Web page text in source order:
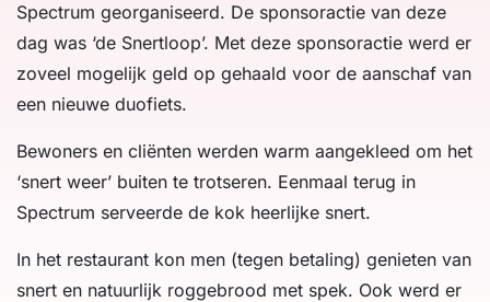
Spectrum georganiseerd. De sponsoractie van deze
dag was ‘de Snertloop’. Met deze sponsoractie werd er
zoveel mogelijk geld op gehaald voor de aanschaf van
een nieuwe duofiets.
Bewoners en cliënten werden warm aangekleed om het
‘snert weer’ buiten te trotseren. Eenmaal terug in
Spectrum serveerde de kok heerlijke snert.
In het restaurant kon men (tegen betaling) genieten van
snert en natuurlijk roggebrood met spek. Ook werd er